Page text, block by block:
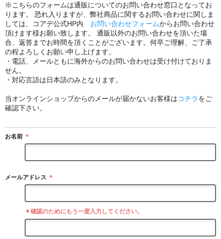
※こちらのフォームは通販についてのお問い合わせ窓口となってお
ります。 恐れ入りますが、弊社商品に関するお問い合わせに関しま
しては、コアデ公式HP内 お問い合わせフォームからお問い合わせ
頂けます様お願い致します。 通販以外のお問い合わせを頂いた場
合、返答までお時間を頂くことがございます。何卒ご理解、ご了承
の程よろしくお願い申し上げます。
・電話、メールともに海外からのお問い合わせは受け付けておりま
せん。
・対応言語は日本語のみとなります。
当オンラインショップからのメールが届かないお客様はコチラをご
確認下さい。
お名前 ＊
メールアドレス ＊
▼確認のためにもう一度入力してください。